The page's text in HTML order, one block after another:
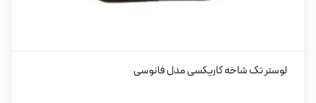
لوستر تک شاخه کاریکسی مدل فانوسی